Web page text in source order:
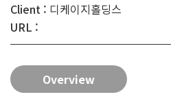
Client : 디케이지홀딩스
URL :
Overview